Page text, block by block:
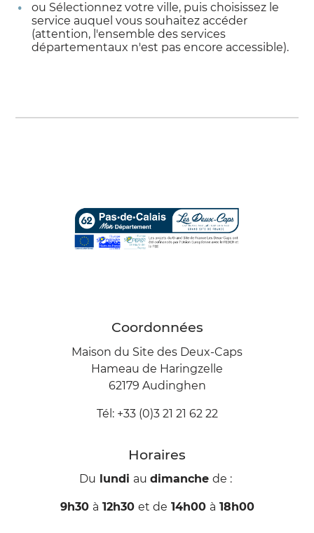
ou Sélectionnez votre ville, puis choisissez le
service auquel vous souhaitez accéder
(attention, l'ensemble des services
départementaux n'est pas encore accessible).
Coordonnées
Maison du Site des Deux-Caps
Hameau de Haringzelle
62179 Audinghen
Tél: +33 (0)3 21 21 62 22
Horaires
Du lundi au dimanche de :
9h30 à 12h30 et de 14h00 à 18h00